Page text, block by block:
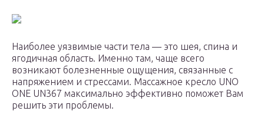
Наиболее уязвимые части тела — это шея, спина и
ягодичная область. Именно там, чаще всего
возникают болезненные ощущения, связанные с
напряжением и стрессами. Массажное кресло UNO
ONE UN367 максимально эффективно поможет Вам
решить эти проблемы.